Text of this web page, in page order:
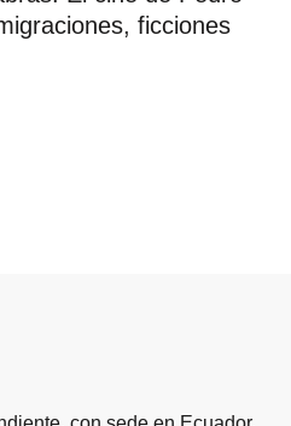
ficciones